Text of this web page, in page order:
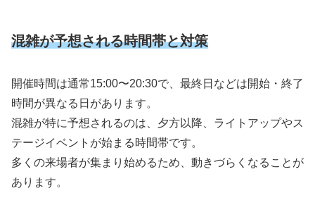
混雑が予想される時間帯と対策
開催時間は通常15:00〜20:30で、最終日などは開始・終了
時間が異なる日があります。
混雑が特に予想されるのは、夕方以降、ライトアップやス
テージイベントが始まる時間帯です。
多くの来場者が集まり始めるため、動きづらくなることが
あります。